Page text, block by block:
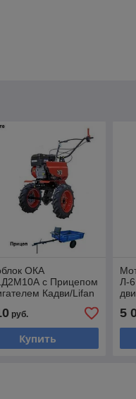
ОКА
c Прицепом
Кадви/Lifan
7,0 л.с. В комплекте
фрезы, сцепка,
руб.
Купить
Л-
5